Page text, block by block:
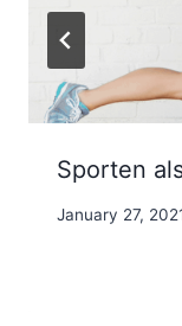
Sporten
By
January 27,